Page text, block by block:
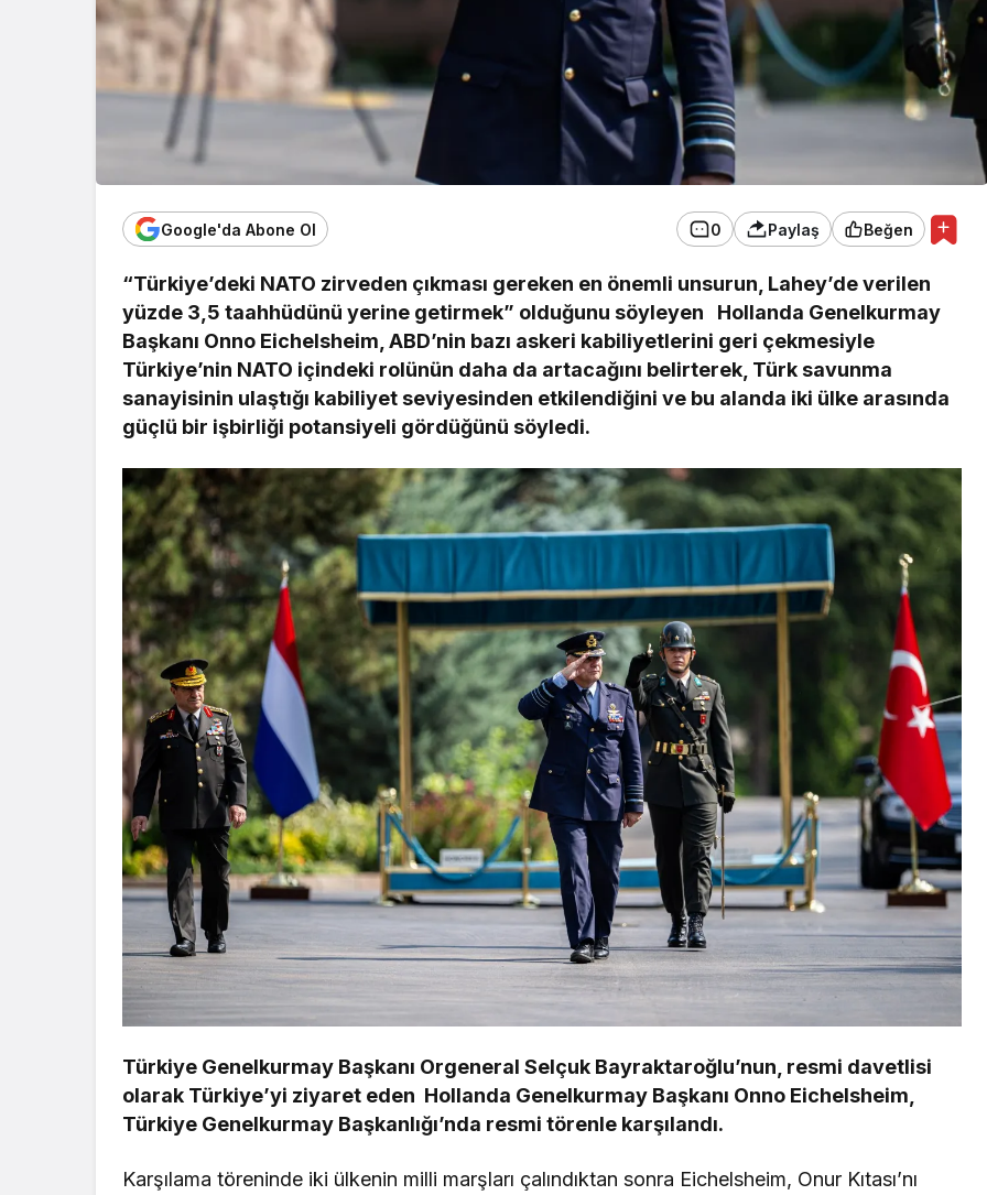
Google'da Abone Ol 0 Paylaş Beğen
“Türkiye’deki NATO zirveden çıkması gereken en önemli unsurun, Lahey’de verilen
yüzde 3,5 taahhüdünü yerine getirmek” olduğunu söyleyen Hollanda Genelkurmay
Başkanı Onno Eichelsheim, ABD’nin bazı askeri kabiliyetlerini geri çekmesiyle
Türkiye’nin NATO içindeki rolünün daha da artacağını belirterek, Türk savunma
sanayisinin ulaştığı kabiliyet seviyesinden etkilendiğini ve bu alanda iki ülke arasında
güçlü bir işbirliği potansiyeli gördüğünü söyledi.
Türkiye Genelkurmay Başkanı Orgeneral Selçuk Bayraktaroğlu’nun, resmi davetlisi
olarak Türkiye’yi ziyaret eden Hollanda Genelkurmay Başkanı Onno Eichelsheim,
Türkiye Genelkurmay Başkanlığı’nda resmi törenle karşılandı.
Karşılama töreninde iki ülkenin milli marşları çalındıktan sonra Eichelsheim, Onur Kıtası’nı